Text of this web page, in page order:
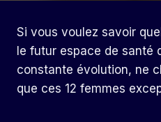
Si vous voulez savoir
le futur espace de santé
constante évolution, ne
que ces 12 femmes